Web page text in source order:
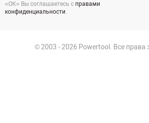
«ОК» Вы соглашаетесь с правами
конфиденциальности.
© 2003 - 2026 Powertool. Все